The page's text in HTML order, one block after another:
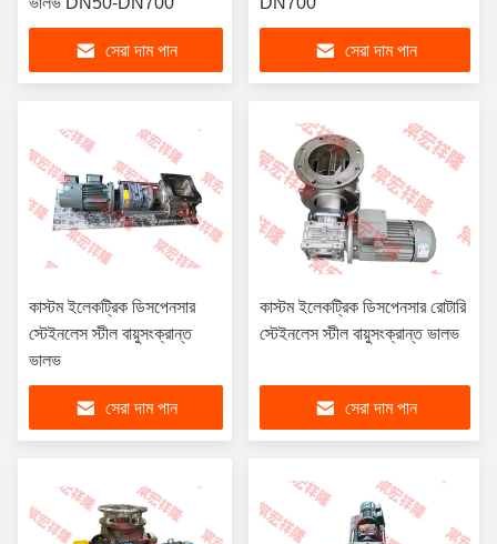
সেরা দাম পান সেরা দাম পান
কাস্টম ইলেকট্রিক ডিসপেনসার
স্টেইনলেস স্টীল বায়ুসংক্রান্ত
ভালভ
সেরা দাম পান
কাস্টম ইলেকট্রিক ডিসপেনসার রোটারি
স্টেইনলেস স্টীল বায়ুসংক্রান্ত ভালভ
সেরা দাম পান